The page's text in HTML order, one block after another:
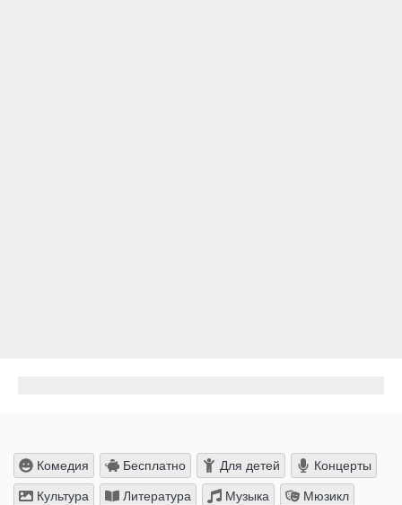
Комедия Бесплатно Для детей Концерты
Культура Литература Музыка Мюзикл